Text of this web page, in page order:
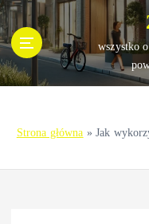
S
k
i
p
t
t
wszystko
Strona główna »Jak